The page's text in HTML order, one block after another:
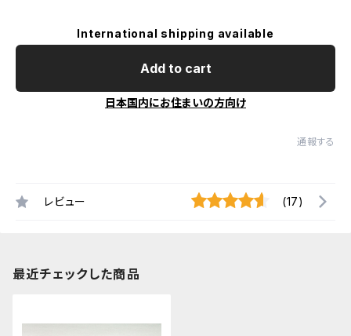
International shipping available
Add to cart
日本国内にお住まいの方向け
通報する
レビュー (17)
最近チェックした商品